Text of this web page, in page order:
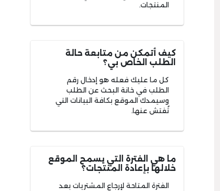
المنتجات.
كيف أتمكن من متابعة حالة
الطلب الخاص بي؟
كل ما عليك فعله هو إدخال رقم
الطلب في خانة البحث عن الطلب
وسيمدك الموقع بكافة البيانات التي
تُفتش عنها.
ما هي الفترة التي يسمح الموقع
خلالها بإعادة المنتجات؟
الفترة المتاحة لإرجاع المشتريات بعد